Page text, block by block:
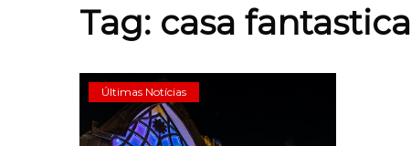
Tag: casa fantastica
Últimas Notícias